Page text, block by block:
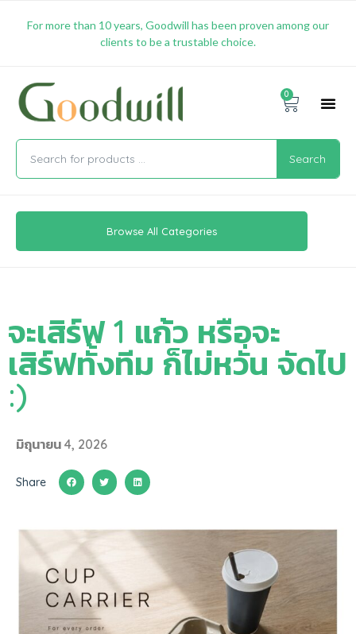
For more than 10 years, Goodwill has been proven among our
clients to be a trustable choice.
0
Search
Browse All Categories
จะเสิร์ฟ 1 แก้ว หรือจะ
เสิร์ฟทั้งทีม ก็ไม่หวั่น จัดไป
:)
มิถุนายน 4, 2026
Share